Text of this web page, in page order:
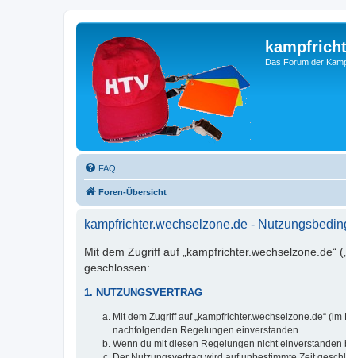
Das Forum der
FAQ
Foren-Übersicht
kampfrichter.wechselzone.de -
Mit dem Zugriff auf
geschlossen:
1. NUTZUNGSVERTRAG
Mit dem Zugriff auf „kampfrichter.wechselzone.de“
nachfolgenden Regelungen einverstanden.
Wenn du mit diesen Regelungen nicht